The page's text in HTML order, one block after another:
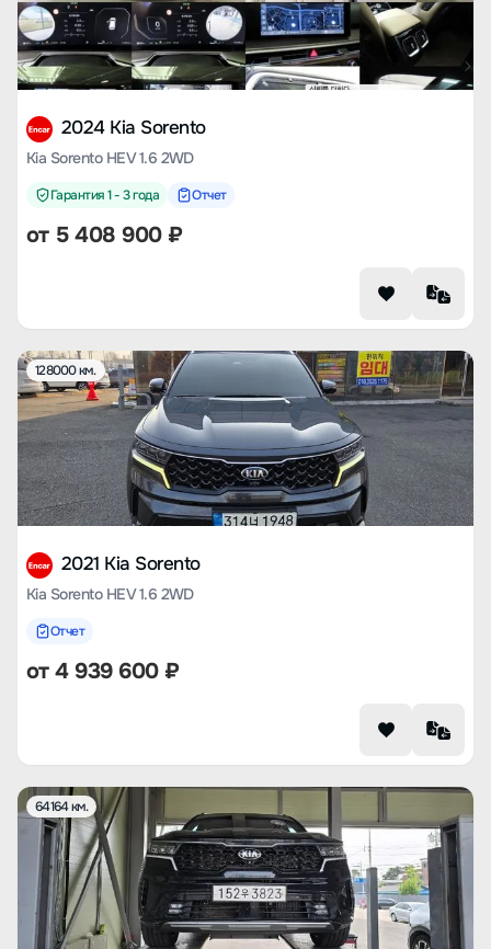
2024 Kia Sorento
Kia Sorento HEV 1.6 2WD
Гарантия 1 - 3 года Отчет
от 5 408 900₽
128000 км.
2021 Kia Sorento
Kia Sorento HEV 1.6 2WD
Отчет
от4 939 600₽
64164 км.